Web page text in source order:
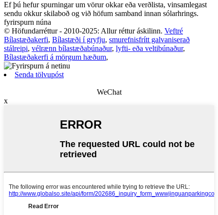
Ef þú hefur spurningar um vörur okkar eða verðlista, vinsamlegast
sendu okkur skilaboð og við höfum samband innan sólarhrings.
fyrirspurn núna
© Höfundarréttur - 2010-2025: Allur réttur áskilinn. Veftré
Bílastæðakerfi, Bílastæði í gryfju, smurefnisfrítt galvaniserað
stálreipi, vélrænn bílastæðabúnaður, lyfti- eða veltibúnaður,
Bílastæðakerfi á mörgum hæðum,
Senda tölvupóst
WeChat
x